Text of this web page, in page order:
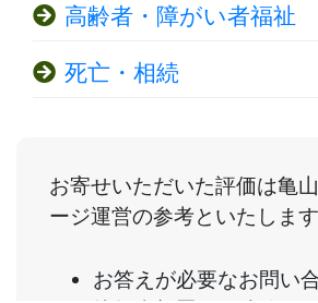
高齢者・障がい者福祉
死亡・相続